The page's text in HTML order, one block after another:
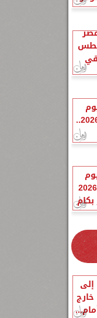
7 أغسطس
الجمعة 7 أغسطس 2026..
الجمعة 7 أغسطس 2026
إلى